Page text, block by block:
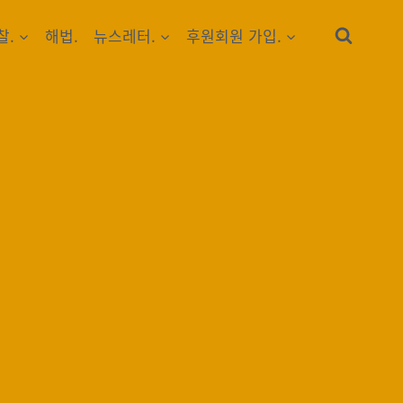
. 해법. 뉴스레터. 후원회원 가입.